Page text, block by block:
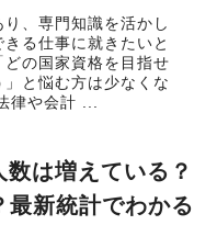
、専門知識を活かし
る仕事に就きたいと
の国家資格を目指せ
と悩む方は少なくな
律や会計 ...
数は増えている？
最新統計でわかる